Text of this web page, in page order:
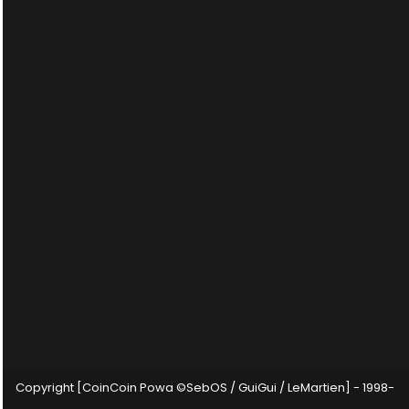
Copyright [CoinCoin Powa ©SebOS / GuiGui / LeMartien] - 1998-